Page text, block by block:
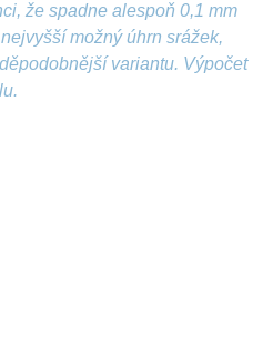
že spadne alespoň 0,1 mm
možný úhrn srážek,
variantu. Výpočet